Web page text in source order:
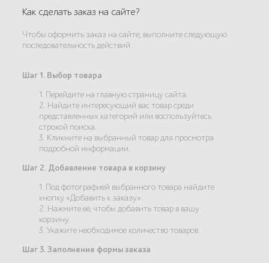
Как сделать заказ на сайте?
Чтобы оформить заказ на сайте, выполните следующую
последовательность действий:
Шаг 1. Выбор товара
1. Перейдите на главную страницу сайта.
2. Найдите интересующий вас товар среди
представленных категорий или воспользуйтесь
строкой поиска.
3. Кликните на выбранный товар для просмотра
подробной информации.
Шаг 2. Добавление товара в корзину
1. Под фотографией выбранного товара найдите
кнопку «Добавить к заказу».
2. Нажмите её, чтобы добавить товар в вашу
корзину.
3. Укажите необходимое количество товаров.
Шаг 3. Заполнение формы заказа